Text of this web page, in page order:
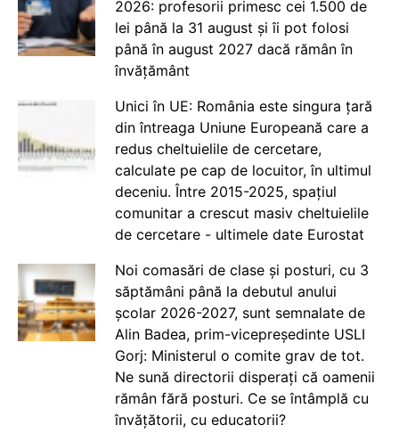
2026: profesorii primesc cei 1.500 de
lei până la 31 august și îi pot folosi
până în august 2027 dacă rămân în
învățământ
Unici în UE: România este singura țară
din întreaga Uniune Europeană care a
redus cheltuielile de cercetare,
calculate pe cap de locuitor, în ultimul
deceniu. Între 2015-2025, spațiul
comunitar a crescut masiv cheltuielile
de cercetare - ultimele date Eurostat
Noi comasări de clase și posturi, cu 3
săptămâni până la debutul anului
școlar 2026-2027, sunt semnalate de
Alin Badea, prim-vicepreședinte USLI
Gorj: Ministerul o comite grav de tot.
Ne sună directorii disperați că oamenii
rămân fără posturi. Ce se întâmplă cu
învățătorii, cu educatorii?